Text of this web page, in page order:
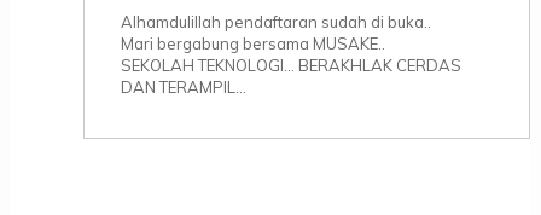
Alhamdulillah pendaftaran sudah di buka..
Mari bergabung bersama MUSAKE..
SEKOLAH TEKNOLOGI... BERAKHLAK CERDAS
DAN TERAMPIL...